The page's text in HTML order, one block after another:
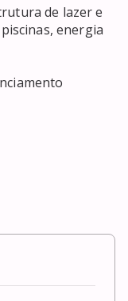
de lazer e
energia